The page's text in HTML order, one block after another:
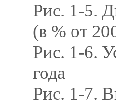
Рис. 1-5.
(в % от
Рис. 1-6.
года
Рис. 1-7.